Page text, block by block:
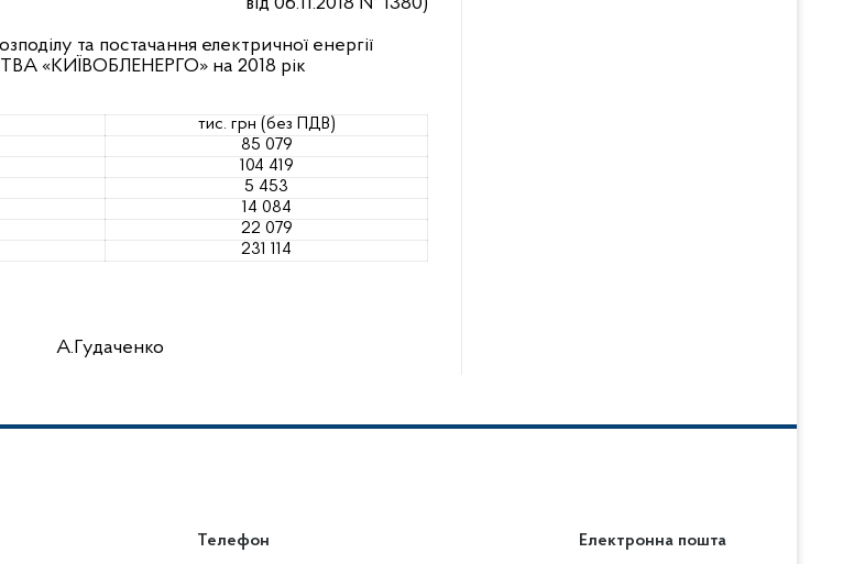
та постачання електричної енергії
«КИЇВОБЛЕНЕРГО» на 2018 рік
тис. грн (без ПДВ)
85 079
104 419
5 453
14 084
22 079
231 114
А.Гудаченко
Телефон Електронна пошта